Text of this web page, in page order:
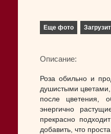
Еще фото
Описание:
Роза обильно и
душистыми
после цветения,
энергично
прекрасно
добавить, что